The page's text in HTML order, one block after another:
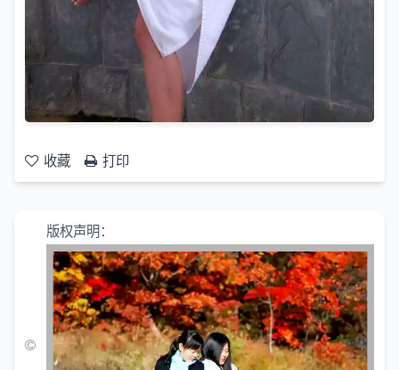
收藏 打印
版权声明：